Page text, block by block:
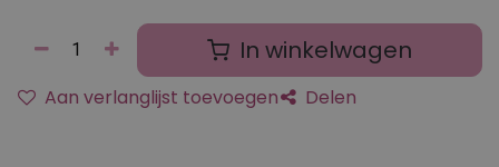
In winkelwagen
Aan verlanglijst toevoegen Delen